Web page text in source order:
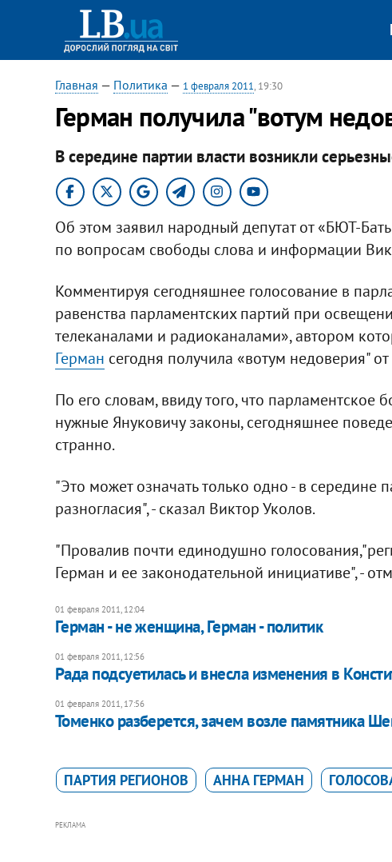
Главная — Политика — 1 февраля 2011, 19:30
Герман получила "вотум
В середине партии власти возникли
Об этом заявил народный депутат от «БЮТ-
по вопросам свободы слова и информации
Комментируя сегодняшнее голосование в
равенства парламентских партий при
телеканалами и радиоканалами», автором
Герман сегодня получила «вотум недоверия"
По его словам, ввиду того, что парламентское
нужные Януковичу законы, сегодняшнее
странно.
"Это может означать только одно - в середине
разногласия", - сказал Виктор Уколов.
"Провалив почти единодушно
Герман и ее законодательной инициативе", -
01 февраля 2011, 12:04
Герман - не женщина, Герман - политик
01 февраля 2011, 12:56
Рада подсуетилась и внесла изменения в
01 февраля 2011, 17:56
Томенко разберется, зачем возле памятника
ПАРТИЯ РЕГИОНОВ АННА ГЕРМАН
РЕКЛАМА